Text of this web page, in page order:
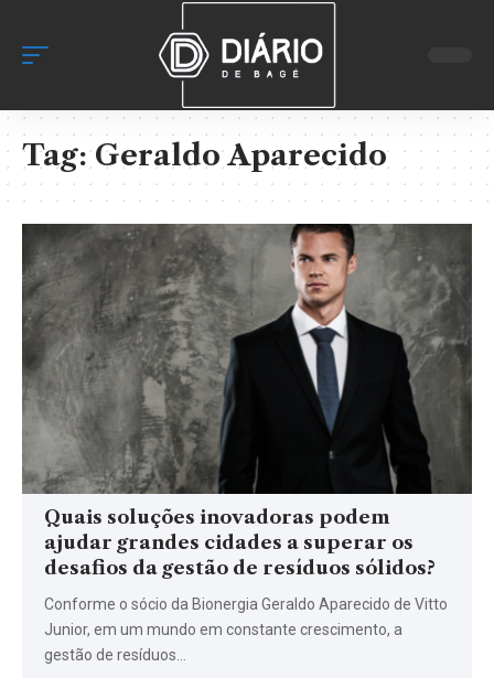
Tag:Geraldo Aparecido
Quais soluções inovadoras podem
ajudar grandes cidades a superar os
desafios da gestão de resíduos sólidos?
Conforme o sócio da Bionergia Geraldo Aparecido de Vitto
Junior, em um mundo em constante crescimento, a
gestão de resíduos…